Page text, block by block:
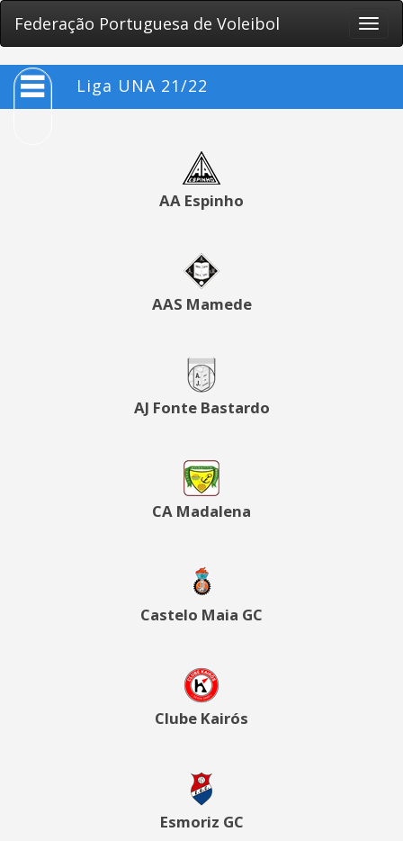
Federação Portuguesa de Voleibol
Toggle
Liga UNA 21/22
AA Espinho
AAS Mamede
AJ Fonte Bastardo
CA Madalena
Castelo Maia GC
Clube Kairós
Esmoriz GC